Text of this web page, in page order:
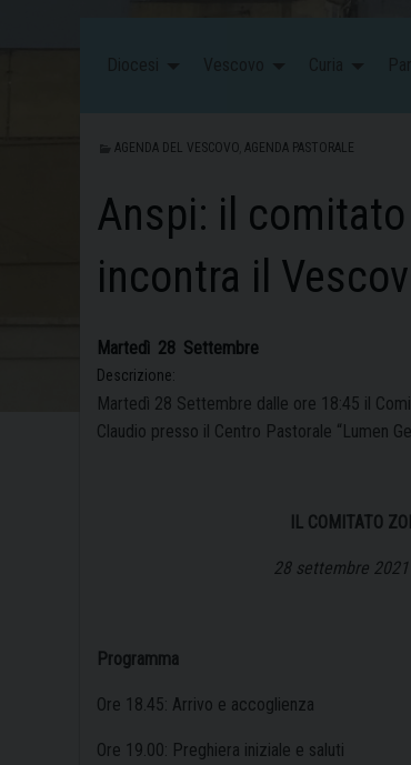
AGENDA DEL VESCOVO AGENDA PASTORALE
Anspi: il
incontra il
Martedì 28 Settembre
Descrizione:
Martedì 28 Settembre dalle ore 18:45 il
Claudio presso il Centro Pastorale “Lumen
IL COMITATO
28 settembre
Programma
Ore 18.45: Arrivo e accoglienza
Ore 19.00: Preghiera iniziale e saluti